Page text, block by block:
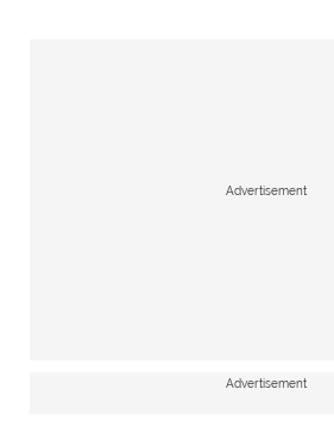
Advertisement
Advertisement